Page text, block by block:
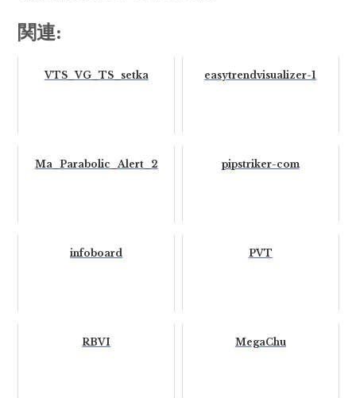
関連:
VTS_VG_TS_setka easytrendvisualizer-1
Ma_Parabolic_Alert_2 pipstriker-com
infoboard PVT
RBVI MegaChu